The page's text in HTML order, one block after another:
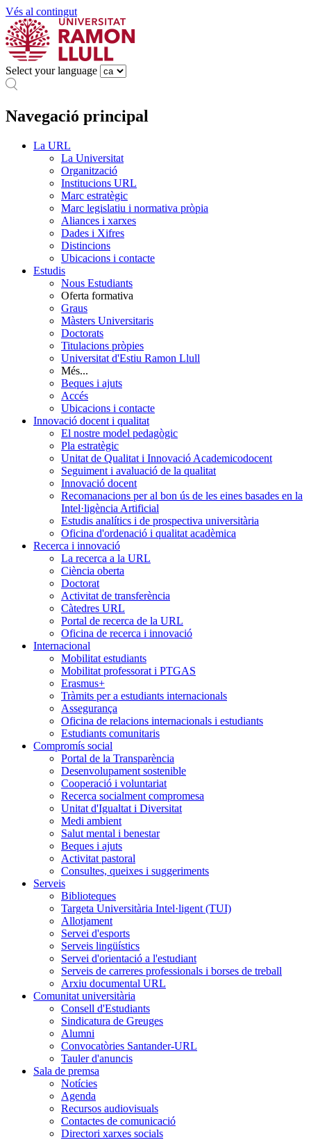
Vés al contingut
Select your language
Navegació principal
La URL
La Universitat
Organització
Institucions URL
Marc estratègic
Marc legislatiu i normativa pròpia
Aliances i xarxes
Dades i Xifres
Distincions
Ubicacions i contacte
Estudis
Nous Estudiants
Oferta formativa
Graus
Màsters Universitaris
Doctorats
Titulacions pròpies
Universitat d'Estiu Ramon Llull
Més...
Beques i ajuts
Accés
Ubicacions i contacte
Innovació docent i qualitat
El nostre model pedagògic
Pla estratègic
Unitat de Qualitat i Innovació Academicodocent
Seguiment i avaluació de la qualitat
Innovació docent
Recomanacions per al bon ús de les eines basades en la
Intel·ligència Artificial
Estudis analítics i de prospectiva universitària
Oficina d'ordenació i qualitat acadèmica
Recerca i innovació
La recerca a la URL
Ciència oberta
Doctorat
Activitat de transferència
Càtedres URL
Portal de recerca de la URL
Oficina de recerca i innovació
Internacional
Mobilitat estudiants
Mobilitat professorat i PTGAS
Erasmus+
Tràmits per a estudiants internacionals
Assegurança
Oficina de relacions internacionals i estudiants
Estudiants comunitaris
Compromís social
Portal de la Transparència
Desenvolupament sostenible
Cooperació i voluntariat
Recerca socialment compromesa
Unitat d'Igualtat i Diversitat
Medi ambient
Salut mental i benestar
Beques i ajuts
Activitat pastoral
Consultes, queixes i suggeriments
Serveis
Biblioteques
Targeta Universitària Intel·ligent (TUI)
Allotjament
Servei d'esports
Serveis lingüístics
Servei d'orientació a l'estudiant
Serveis de carreres professionals i borses de treball
Arxiu documental URL
Comunitat universitària
Consell d'Estudiants
Sindicatura de Greuges
Alumni
Convocatòries Santander-URL
Tauler d'anuncis
Sala de premsa
Notícies
Agenda
Recursos audiovisuals
Contactes de comunicació
Directori xarxes socials